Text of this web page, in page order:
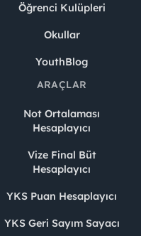
Öğrenci Kulüpleri
Okullar
YouthBlog
ARAÇLAR
Not Ortalaması
Hesaplayıcı
Vize Final Büt
Hesaplayıcı
YKS Puan Hesaplayıcı
YKS Geri Sayım Sayacı